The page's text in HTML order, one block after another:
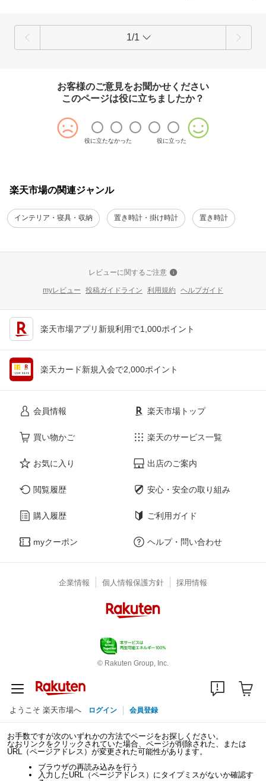
1/1
お客様のご意見をお聞かせください
このページは役に立ちましたか？
役に立たなかった 役に立った
楽天市場の関連ジャンル
インテリア・寝具・収納 置き時計・掛け時計 置き時計
レビューに関するご注意
myレビュー 投稿ガイドライン 利用規約 ヘルプガイド
楽天市場アプリ新規利用で1,000ポイント
楽天カード新規入会で2,000ポイント
会員情報
買い物かご
お気に入り
閲覧履歴
購入履歴
myクーポン
楽天市場トップ
楽天のサービス一覧
出店のご案内
安心・安全の取り組み
ご利用ガイド
ヘルプ・問い合わせ
企業情報 個人情報保護方針 採用情報
© Rakuten Group, Inc.
ようこそ 楽天市場へ ログイン 会員登録
お手数ですが次のいずれかの方法でページをお探しください。
なおリンクをクリックされていた場合、ページが削除された、または
URL（ページアドレス）が変更された可能性があります。
ブラウザの再読み込みを行う
入力したURL（ページアドレス）にタイプミスがないか確認す